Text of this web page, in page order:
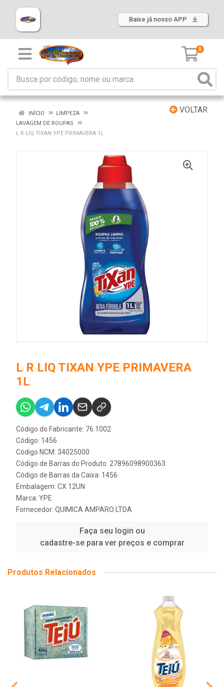
Baixe já nosso APP
0
VOLTAR
INÍCIO
LIMPEZA
LAVAGEM DE ROUPAS
L R LIQ TIXAN YPE PRIMAVERA 1L
L R LIQ TIXAN YPE PRIMAVERA
1L
Código do Fabricante: 76.1002
Código: 1456
Código NCM: 34025000
Código de Barras do Produto: 27896098900363
Código de Barras da Caixa: 1456
Embalagem: CX 12UN
Marca: YPE
Fornecedor: QUIMICA AMPARO LTDA
Faça seu login ou
cadastre-se para ver preços e comprar
Produtos Relacionados